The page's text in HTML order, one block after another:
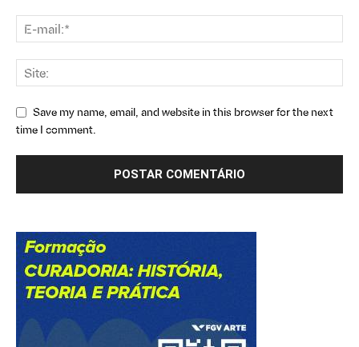
Save my name, email, and website in this browser for the next
time I comment.